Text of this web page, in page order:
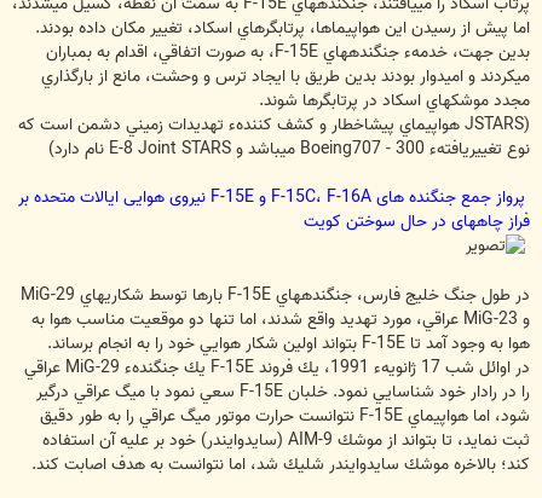
اما پيش از رسيدن اين هواپيماها، پرتابگرهاي اسكاد، تغيير مكان داده بودند.
بدين جهت، خدمهء جنگنده‏هاي F-15E، به صورت اتفاقي، اقدام به بمباران
مي‏كردند و اميدوار بودند بدين طريق با ايجاد ترس و وحشت، مانع از بارگذاري
مجدد موشكهاي اسكاد در پرتابگرها شوند.
(JSTARS هواپيماي پيش‏اخطار و كشف كنندهء تهديدات زميني دشمن است كه
نوع تغييريافتهء 300 - Boeing707 مي‏باشد و E-8 Joint STARS نام دارد)
پرواز جمع جنگنده های F-15C، F-16A و F-15E نیروی هوایی ایالات متحده بر
فراز چاههای در حال سوختن کویت
در طول جنگ خليج فارس، جنگنده‎هاي F-15E بارها توسط شكاري‏هاي MiG-29
و MiG-23 عراقي، مورد تهدید واقع شدند، اما تنها دو موقعيت مناسب هوا به
هوا به وجود آمد تا F-15E بتواند اولين شكار هوايي خود را به انجام برساند.
در اوائل شب 17 ژانويهء 1991، يك فروند F-15E يك جنگندهء MiG-29 عراقي
را در رادار خود شناسايي نمود. خلبان F-15E سعي نمود با ميگ عراقي درگير
شود، اما هواپيماي F-15E نتوانست حرارت موتور ميگ عراقي را به طور دقيق
ثبت نمايد، تا بتواند از موشك AIM-9 (سايدوايندر) خود بر عليه آن استفاده
كند؛ بالاخره موشك سايدوايندر شليك شد، اما نتوانست به هدف اصابت كند.